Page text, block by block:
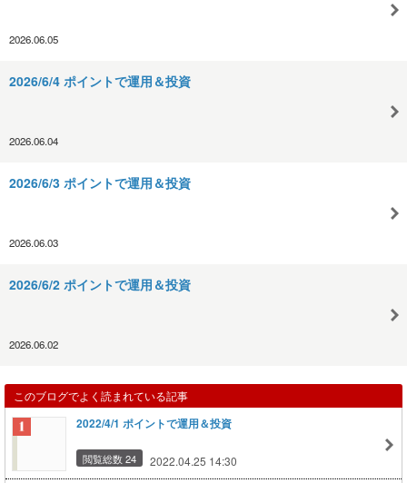
2026.06.05
2026/6/4 ポイントで運用＆投資
2026.06.04
2026/6/3 ポイントで運用＆投資
2026.06.03
2026/6/2 ポイントで運用＆投資
2026.06.02
このブログでよく読まれている記事
2022/4/1 ポイントで運用＆投資
閲覧総数 24 2022.04.25 14:30